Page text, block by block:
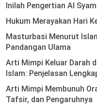
Inilah Pengertian Al
Hukum Merayakan Hari
Masturbasi Menurut
Pandangan Ulama
Arti Mimpi Keluar Darah
Islam: Penjelasan
Arti Mimpi Membunuh
Tafsir, dan Pengaruhnya